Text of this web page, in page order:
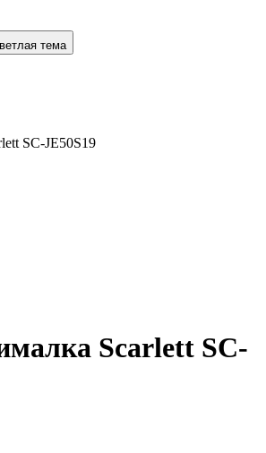
тема
SC-JE50S19
Scarlett SC-